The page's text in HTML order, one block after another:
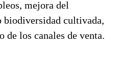
mejora del
biodiversidad cultivada,
los canales de venta.